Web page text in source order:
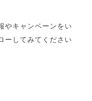
やキャンペーンをい
ーしてみてください